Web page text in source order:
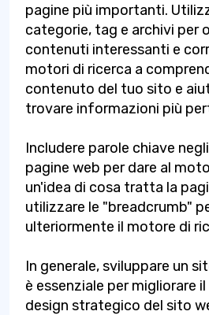
pagine più importanti.
categorie, tag e archivi per
contenuti interessanti e
motori di ricerca a
contenuto del tuo sito e
trovare informazioni più
Includere parole chiave
pagine web per dare al
un'idea di cosa tratta la
utilizzare le "breadcrumb"
ulteriormente il motore di
In generale, sviluppare un
è essenziale per migliorare il
design strategico del sito